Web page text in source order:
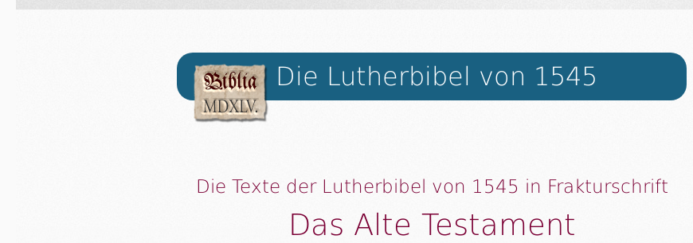
Die Lutherbibel von 1545
Die Texte der Lutherbibel von 1545 in Frakturschrift
Das Alte Testament